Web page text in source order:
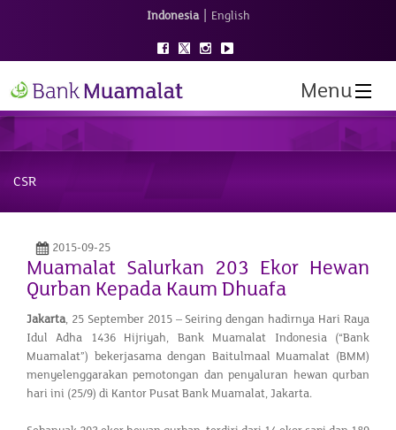
Indonesia | English
Menu
CSR
2015-09-25
Muamalat Salurkan 203 Ekor Hewan
Qurban Kepada Kaum Dhuafa
Jakarta, 25 September 2015 – Seiring dengan hadirnya Hari Raya
Idul Adha 1436 Hijriyah, Bank Muamalat Indonesia (“Bank
Muamalat”) bekerjasama dengan Baitulmaal Muamalat (BMM)
menyelenggarakan pemotongan dan penyaluran hewan qurban
hari ini (25/9) di Kantor Pusat Bank Muamalat, Jakarta.